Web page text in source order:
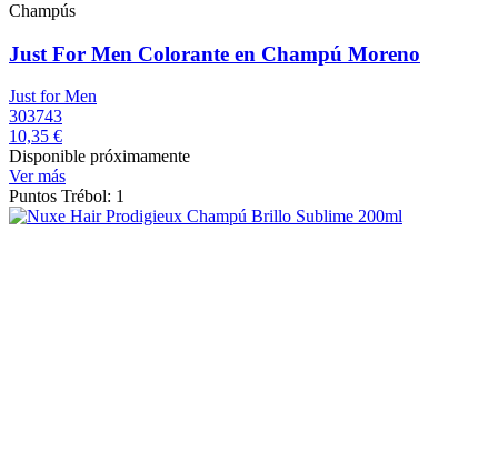
Champús
Just For Men Colorante en Champú Moreno
Just for Men
303743
10,35 €
Disponible próximamente
Ver más
Puntos Trébol: 1